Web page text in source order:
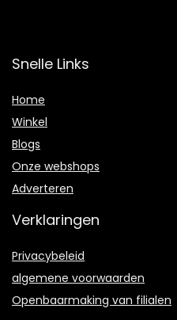
Snelle Links
Home
Winkel
Blogs
Onze webshops
Adverteren
Verklaringen
Privacybeleid
algemene voorwaarden
Openbaarmaking van filialen